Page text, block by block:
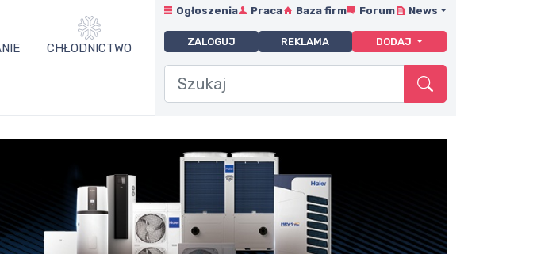
CHŁODNICTWO
Ogłoszenia Praca Baza firm Forum News
ZALOGUJ REKLAMA DODAJ